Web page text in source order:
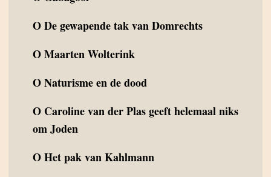
ODe gewapende tak van Domrechts
OMaarten Wolterink
ONaturisme en de dood
O Caroline van der Plas geeft helemaal niks
om Joden
OHet pak van Kahlmann